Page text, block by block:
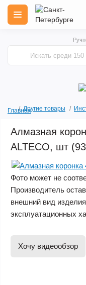
ГлавнаяДругие товары
Алмазная
ALTECO, шт
Фото может не
Производитель
внешний вид
эксплуатационных
Хочу видеообзор